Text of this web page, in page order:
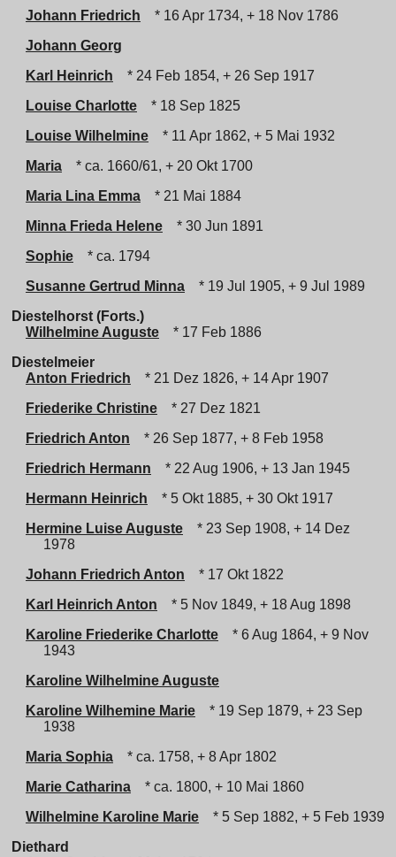
Johann Friedrich
* 16 Apr 1734, + 18 Nov 1786
Johann Georg
Karl Heinrich
* 24 Feb 1854, + 26 Sep 1917
Louise Charlotte
* 18 Sep 1825
Louise Wilhelmine
* 11 Apr 1862, + 5 Mai 1932
Maria
* ca. 1660/61, + 20 Okt 1700
Maria Lina Emma
* 21 Mai 1884
Minna Frieda Helene
* 30 Jun 1891
Sophie
* ca. 1794
Susanne Gertrud Minna
* 19 Jul 1905, + 9 Jul 1989
Diestelhorst (Forts.)
Wilhelmine Auguste
* 17 Feb 1886
Diestelmeier
Anton Friedrich
* 21 Dez 1826, + 14 Apr 1907
Friederike Christine
* 27 Dez 1821
Friedrich Anton
* 26 Sep 1877, + 8 Feb 1958
Friedrich Hermann
* 22 Aug 1906, + 13 Jan 1945
Hermann Heinrich
* 5 Okt 1885, + 30 Okt 1917
Hermine Luise Auguste
* 23 Sep 1908, + 14 Dez
1978
Johann Friedrich Anton
* 17 Okt 1822
Karl Heinrich Anton
* 5 Nov 1849, + 18 Aug 1898
Karoline Friederike Charlotte
* 6 Aug 1864, + 9 Nov
1943
Karoline Wilhelmine Auguste
Karoline Wilhemine Marie
* 19 Sep 1879, + 23 Sep
1938
Maria Sophia
* ca. 1758, + 8 Apr 1802
Marie Catharina
* ca. 1800, + 10 Mai 1860
Wilhelmine Karoline Marie
* 5 Sep 1882, + 5 Feb 1939
Diethard